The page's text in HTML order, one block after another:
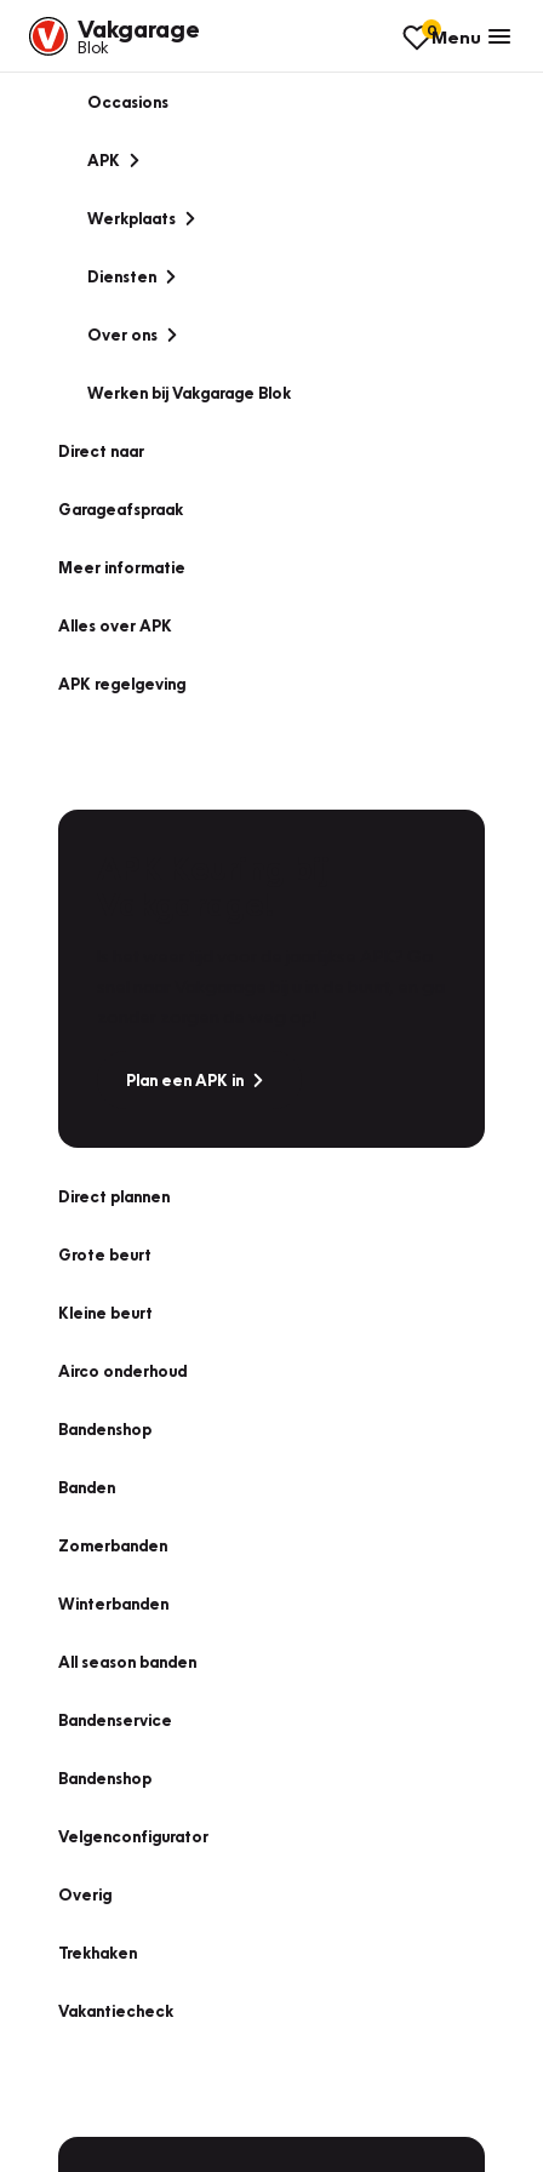
Vakgarage
Blok
0Menu
Occasions
APK
Werkplaats
Diensten
Over ons
Werken bij Vakgarage Blok
Direct naar
Garageafspraak
Meer informatie
Alles over APK
APK regelgeving
Plan een APK in
Direct plannen
Grote beurt
Kleine beurt
Airco onderhoud
Bandenshop
Banden
Zomerbanden
Winterbanden
All season banden
Bandenservice
Bandenshop
Velgenconfigurator
Overig
Trekhaken
Vakantiecheck